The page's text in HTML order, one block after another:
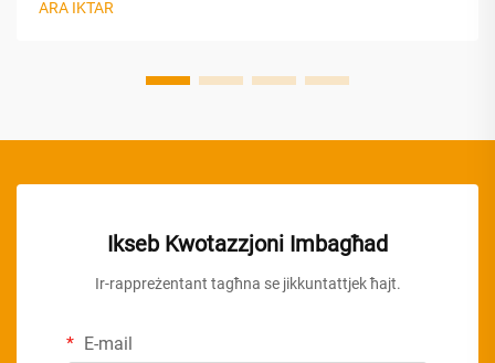
ARA IKTAR
Ikseb Kwotazzjoni Imbagħad
Ir-rappreżentant tagħna se jikkuntattjek ħajt.
E-mail